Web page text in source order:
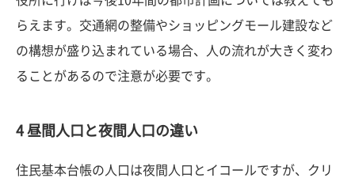
らえます。交通網の整備やショッピングモール建設など
の構想が盛り込まれている場合、人の流れが大きく変わ
ることがあるので注意が必要です。
4 昼間人口と夜間人口の違い
住民基本台帳の人口は夜間人口とイコールですが、クリ